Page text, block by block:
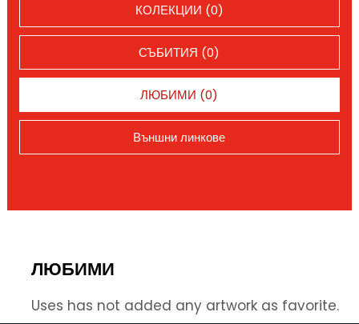
КОЛЕКЦИИ (0)
СЪБИТИЯ (0)
ЛЮБИМИ (0)
Външни линкове
ЛЮБИМИ
Uses has not added any artwork as favorite.